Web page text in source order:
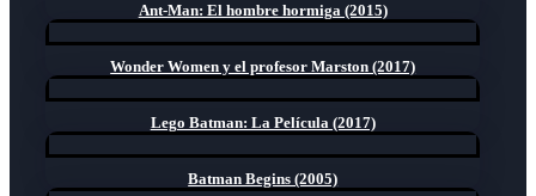
Ant-Man: El hombre hormiga (2015)
Wonder Women y el profesor Marston (2017)
Lego Batman: La Película (2017)
Batman Begins (2005)